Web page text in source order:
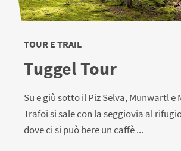
TOUR E TRAIL
Tuggel Tour
Su e giù sotto il Piz Selva, Munwartl e
Trafoi si sale con la seggiovia al
dove ci si può bere un caffè ...